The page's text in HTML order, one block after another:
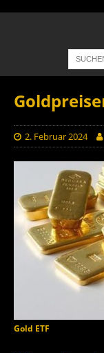
2. Februar 2024
Gold ETF